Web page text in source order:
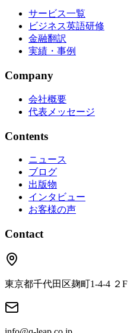
サービス一覧
ビジネス英語研修
金融翻訳
実績・事例
Company
会社概要
代表メッセージ
Contents
ニュース
ブログ
出版物
インタビュー
お客様の声
Contact
東京都千代田区麹町1‐4‐4 ２F